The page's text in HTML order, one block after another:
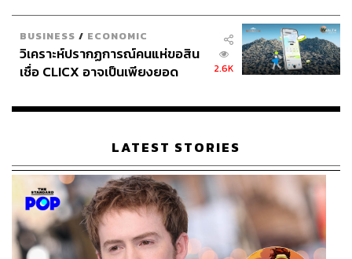
BUSINESS / ECONOMIC
วิเคราะห์ปรากฏการณ์คนแห่ขอสิน
เชื่อ CLICX อาจเป็นเพียงยอด
เรือนไทยที่ถูกซุกไว้
2.6K
LATEST STORIES